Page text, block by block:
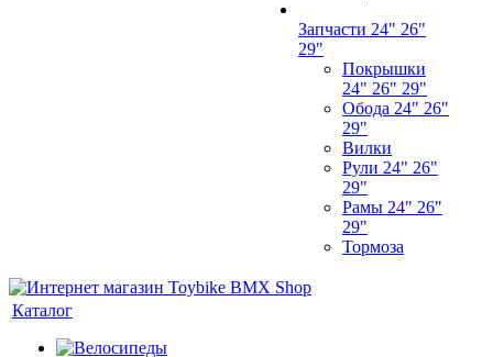
Запчасти 24" 26"
29"
Покрышки
24" 26" 29"
Обода 24" 26"
29"
Вилки
Рули 24" 26"
29"
Рамы 24" 26"
29"
Тормоза
Каталог